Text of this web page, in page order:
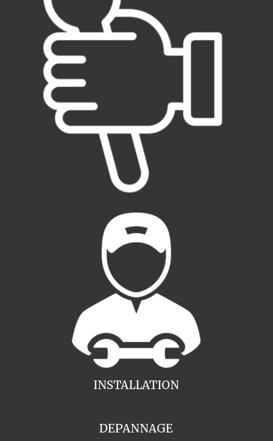
INSTALLATION
DEPANNAGE